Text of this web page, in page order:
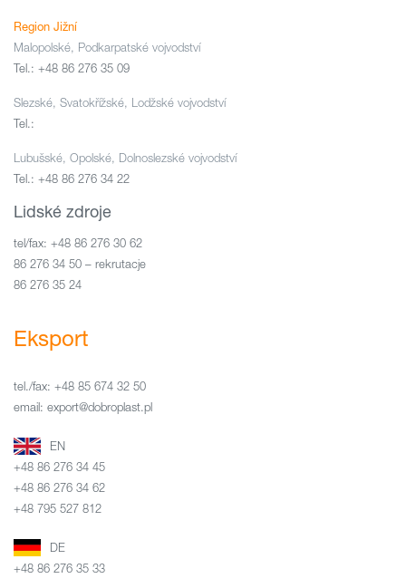
Region Jižní
Malopolské, Podkarpatské vojvodství
Tel.: +48 86 276 35 09
Slezské, Svatokřížské, Lodžské vojvodství
Tel.:
Lubušské, Opolské, Dolnoslezské vojvodství
Tel.: +48 86 276 34 22
Lidské zdroje
tel/fax: +48 86 276 30 62
86 276 34 50 – rekrutacje
86 276 35 24
Eksport
tel./fax: +48 85 674 32 50
email: export@dobroplast.pl
EN
+48 86 276 34 45
+48 86 276 34 62
+48 795 527 812
DE
+48 86 276 35 33